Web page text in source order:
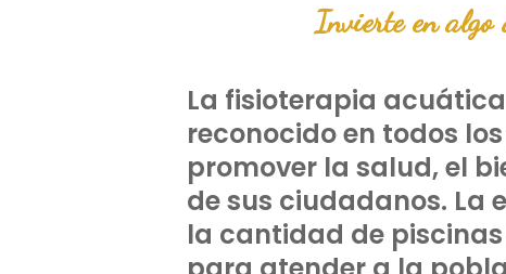
Invierte en
La fisioterapia
reconocido en todos
promover la salud, el
de sus ciudadanos. La
la cantidad de